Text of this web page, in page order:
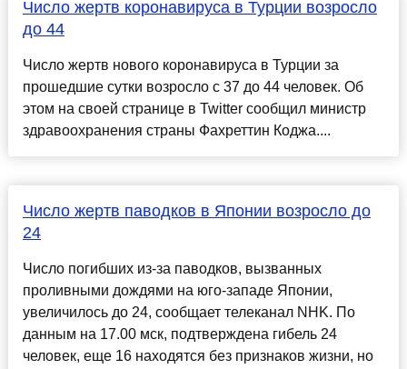
Число жертв коронавируса в Турции возросло
до 44
Число жертв нового коронавируса в Турции за
прошедшие сутки возросло с 37 до 44 человек. Об
этом на своей странице в Twitter сообщил министр
здравоохранения страны Фахреттин Коджа....
Число жертв паводков в Японии возросло до
24
Число погибших из-за паводков, вызванных
проливными дождями на юго-западе Японии,
увеличилось до 24, сообщает телеканал NHK. По
данным на 17.00 мск, подтверждена гибель 24
человек, еще 16 находятся без признаков жизни, но